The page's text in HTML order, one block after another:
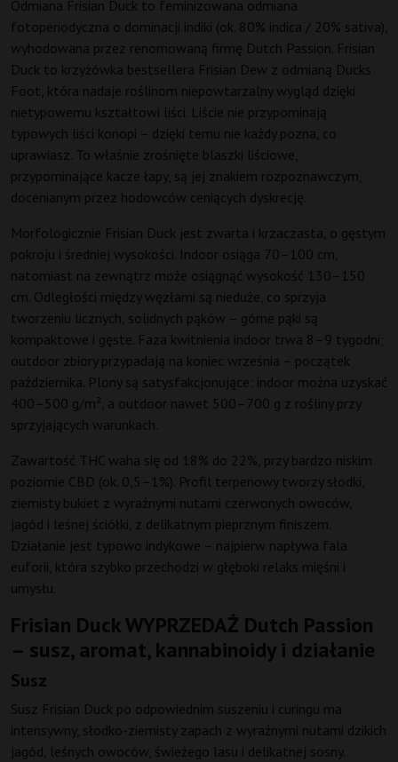
Odmiana Frisian Duck to feminizowana odmiana
fotoperiodyczna o dominacji indiki (ok. 80% indica / 20% sativa),
wyhodowana przez renomowaną firmę Dutch Passion. Frisian
Duck to krzyżówka bestsellera Frisian Dew z odmianą Ducks
Foot, która nadaje roślinom niepowtarzalny wygląd dzięki
nietypowemu kształtowi liści. Liście nie przypominają
typowych liści konopi – dzięki temu nie każdy pozna, co
uprawiasz. To właśnie zrośnięte blaszki liściowe,
przypominające kacze łapy, są jej znakiem rozpoznawczym,
docenianym przez hodowców ceniących dyskrecję.
Morfologicznie Frisian Duck jest zwarta i krzaczasta, o gęstym
pokroju i średniej wysokości. Indoor osiąga 70–100 cm,
natomiast na zewnątrz może osiągnąć wysokość 130–150
cm. Odległości między węzłami są nieduże, co sprzyja
tworzeniu licznych, solidnych pąków – górne pąki są
kompaktowe i gęste. Faza kwitnienia indoor trwa 8–9 tygodni;
outdoor zbiory przypadają na koniec września – początek
października. Plony są satysfakcjonujące: indoor można uzyskać
400–500 g/m², a outdoor nawet 500–700 g z rośliny przy
sprzyjających warunkach.
Zawartość THC waha się od 18% do 22%, przy bardzo niskim
poziomie CBD (ok. 0,5–1%). Profil terpenowy tworzy słodki,
ziemisty bukiet z wyraźnymi nutami czerwonych owoców,
jagód i leśnej ściółki, z delikatnym pieprznym finiszem.
Działanie jest typowo indykowe – najpierw napływa fala
euforii, która szybko przechodzi w głęboki relaks mięśni i
umysłu.
Frisian Duck WYPRZEDAŻ Dutch Passion
– susz, aromat, kannabinoidy i działanie
Susz
Susz Frisian Duck po odpowiednim suszeniu i curingu ma
intensywny, słodko-ziemisty zapach z wyraźnymi nutami dzikich
jagód, leśnych owoców, świeżego lasu i delikatnej sosny.